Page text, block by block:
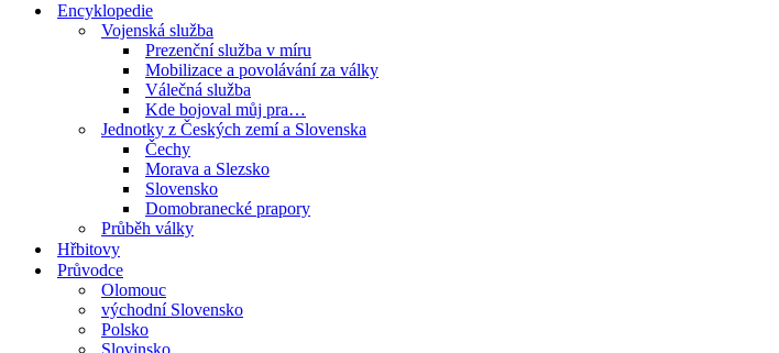
Encyklopedie
Vojenská služba
Prezenční služba v míru
Mobilizace a povolávání za války
Válečná služba
Kde bojoval můj pra…
Jednotky z Českých zemí a Slovenska
Čechy
Morava a Slezsko
Slovensko
Domobranecké prapory
Průběh války
Hřbitovy
Průvodce
Olomouc
východní Slovensko
Polsko
Slovinsko